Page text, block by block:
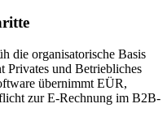
die organisatorische Basis
Privates und Betriebliches
übernimmt EÜR,
zur E-Rechnung im B2B-